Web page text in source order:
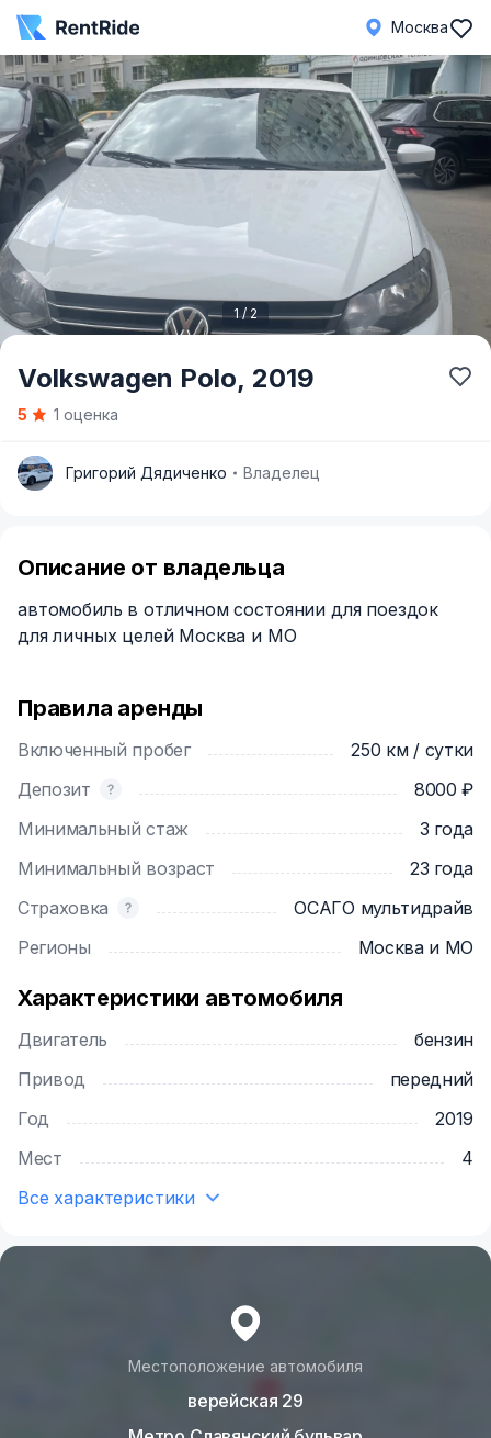
Москва
Item
1 / 2
Volkswagen Polo, 2019
5 1 оценка
Г Григорий Дядиченко Владелец
Описание от владельца
автомобиль в отличном состоянии для поездок
для личных целей Москва и МО
Правила аренды
Включенный пробег
250 км / сутки
Депозит
8000 ₽
Минимальный стаж
3 года
Минимальный возраст
23 года
Страховка
ОСАГО мультидрайв
Регионы
Москва и МО
Характеристики автомобиля
Двигатель
бензин
Привод
передний
Год
2019
Мест
4
Все характеристики
Местоположение автомобиля
верейская 29